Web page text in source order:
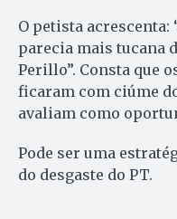
O petista acrescenta:
parecia mais tucana
Perillo”. Consta que
ficaram com ciúme
avaliam como
Pode ser uma
do desgaste do PT.